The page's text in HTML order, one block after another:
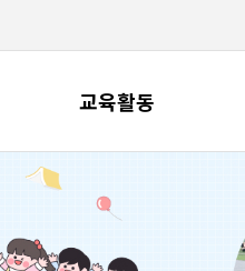
교육활동